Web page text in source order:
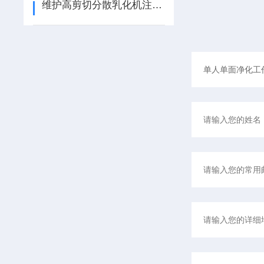
维护高剪切分散乳化机注意事项？